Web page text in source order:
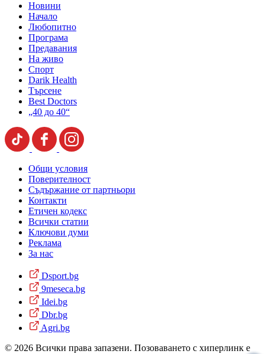
Новини
Начало
Любопитно
Програма
Предавания
На живо
Спорт
Darik Health
Търсене
Best Doctors
„40 до 40“
Общи условия
Поверителност
Съдържание от партньори
Контакти
Етичен кодекс
Всички статии
Ключови думи
Реклама
За нас
Dsport.bg
9meseca.bg
Idei.bg
Dbr.bg
Agri.bg
© 2026 Всички права запазени. Позоваването с хиперлинк е